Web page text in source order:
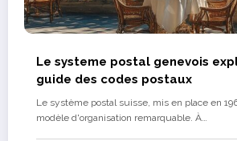
Le systeme postal genevois
guide des codes postaux
Le système postal suisse, mis en place en
modèle d'organisation remarquable. À…